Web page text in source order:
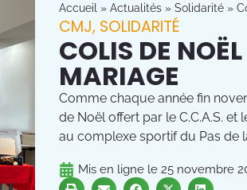
Accueil » Actualités » Solidarité »
CMJ, SOLIDARITÉ
COLIS DE
MARIAGE
Comme chaque année fin
de Noël offert par le C.C.A.S.
au complexe sportif du Pas de
Mis en ligne le 25 novembre